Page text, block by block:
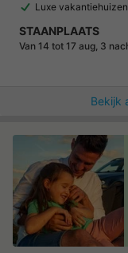
Luxe vakantiehuizen
STAANPLAATS
Van 14 tot 17 aug, 3
Bekijk